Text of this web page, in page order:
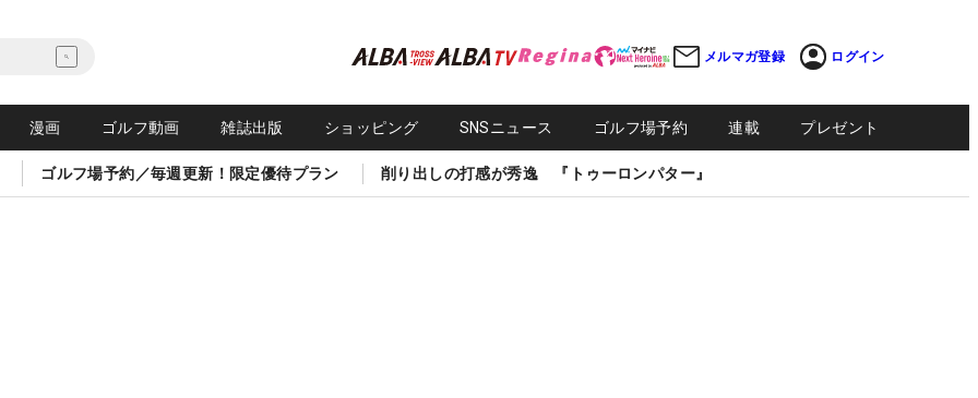
メルマガ登録 ログイン
漫画 ゴルフ動画 雑誌出版 ショッピング SNSニュース ゴルフ場予約 連載 プレゼント
ゴルフ場予約／毎週更新！限定優待プラン 削り出しの打感が秀逸 『トゥーロンパター』